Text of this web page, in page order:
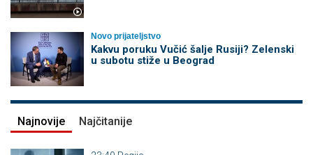
Novo prijateljstvo
Kakvu poruku Vučić šalje Rusiji? Zelenski
u subotu stiže u Beograd
Najnovije Najčitanije